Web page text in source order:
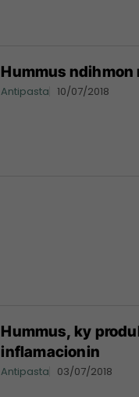
Hummus ndihmon
Antipasta 10/07/2018
Hummus, ky
inflamacionin
Antipasta 03/07/2018